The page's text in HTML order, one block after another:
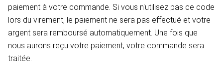
paiement à votre commande. Si vous n'utilisez pas ce code
lors du virement, le paiement ne sera pas effectué et votre
argent sera remboursé automatiquement. Une fois que
nous aurons reçu votre paiement, votre commande sera
traitée.